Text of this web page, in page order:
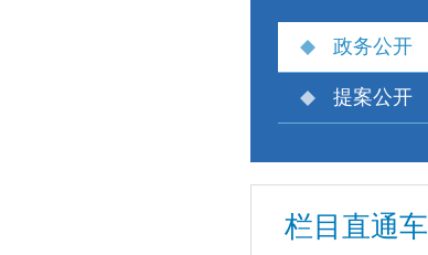
政务公开
提案公开
栏目直通车